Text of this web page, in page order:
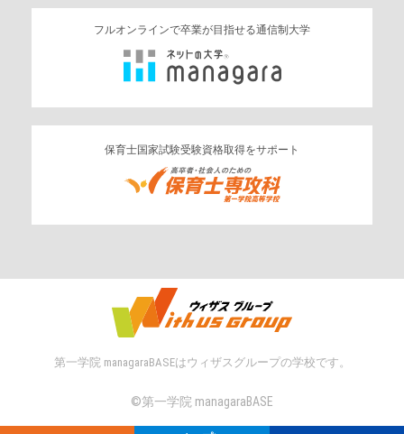
フルオンラインで卒業が目指せる通信制大学
保育士国家試験受験資格取得をサポート
第一学院 managaraBASEはウィザスグループの学校です。
©︎第一学院 managaraBASE